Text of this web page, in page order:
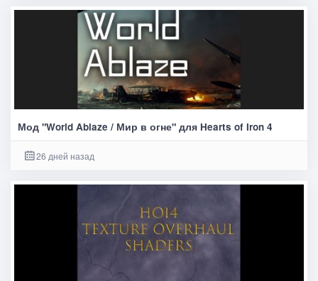
Мод "World Ablaze / Мир в огне" для Hearts of Iron 4
26 дней назад